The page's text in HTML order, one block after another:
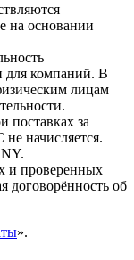
на основании
для компаний. В
лицам
поставках за
начисляется.
и проверенных
договорённость об
».